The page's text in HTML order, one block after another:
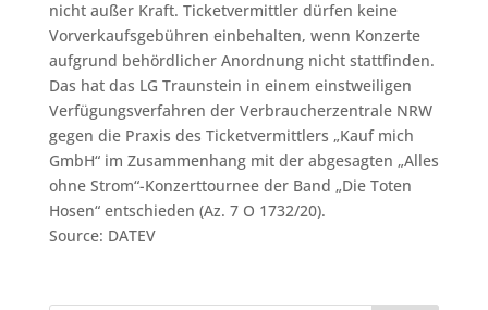
nicht außer Kraft. Ticketvermittler dürfen keine
Vorverkaufsgebühren einbehalten, wenn Konzerte
aufgrund behördlicher Anordnung nicht stattfinden.
Das hat das LG Traunstein in einem einstweiligen
Verfügungsverfahren der Verbraucherzentrale NRW
gegen die Praxis des Ticketvermittlers „Kauf mich
GmbH“ im Zusammenhang mit der abgesagten „Alles
ohne Strom“-Konzerttournee der Band „Die Toten
Hosen“ entschieden (Az. 7 O 1732/20).
Source: DATEV